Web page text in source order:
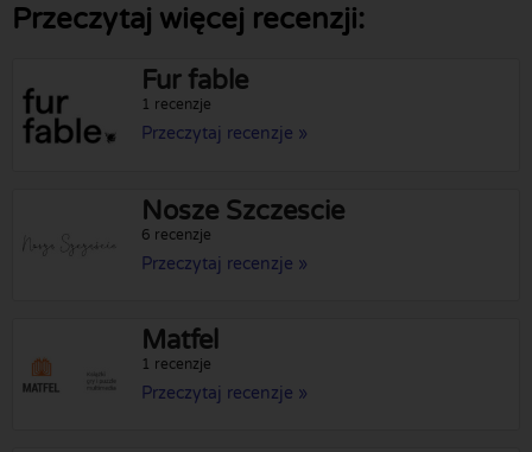
Przeczytaj więcej recenzji:
Fur fable
1 recenzje
Przeczytaj recenzje »
Nosze Szczescie
6 recenzje
Przeczytaj recenzje »
Matfel
1 recenzje
Przeczytaj recenzje »